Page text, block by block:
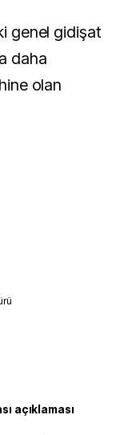
genel gidişat
daha
olan
açıklaması